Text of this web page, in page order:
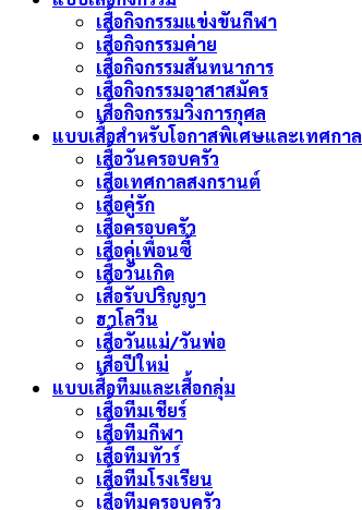
เสื้อกิจกรรมแข่งขันกีฬา
เสื้อกิจกรรมค่าย
เสื้อกิจกรรมสันทนาการ
เสื้อกิจกรรมอาสาสมัคร
เสื้อกิจกรรมวิ่งการกุศล
แบบเสื้อสำหรับโอกาสพิเศษและเทศกาล
เสื้อวันครอบครัว
เสื้อเทศกาลสงกรานต์
เสื้อคู่รัก
เสื้อครอบครัว
เสื้อคู่เพื่อนซี้
เสื้อวันเกิด
เสื้อรับปริญญา
ฮาโลวีน
เสื้อวันแม่/วันพ่อ
เสื้อปีใหม่
แบบเสื้อทีมและเสื้อกลุ่ม
เสื้อทีมเชียร์
เสื้อทีมกีฬา
เสื้อทีมทัวร์
เสื้อทีมโรงเรียน
เสื้อทีมครอบครัว